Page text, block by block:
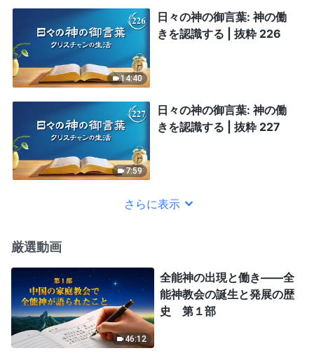
14:40
日々の神の御言葉: 神の働
きを認識する | 抜粋 226
7:59
日々の神の御言葉: 神の働
きを認識する | 抜粋 227
さらに表示
厳選動画
46:12
全能神の出現と働き——全
能神教会の誕生と発展の歴
史 第１部